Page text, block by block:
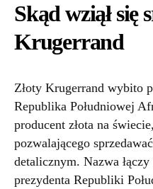
Skąd wziął się
Krugerrand
Złoty Krugerrand wybito
Republika Południowej
producent złota na
pozwalającego
detalicznym. Nazwa
prezydenta Republiki